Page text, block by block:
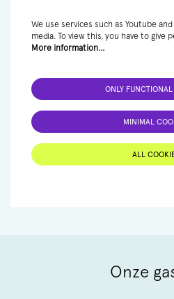
We use services such as Youtube
media. To view this, you have to give
More information…
ONLY
MINIMAL
ALL
Onze